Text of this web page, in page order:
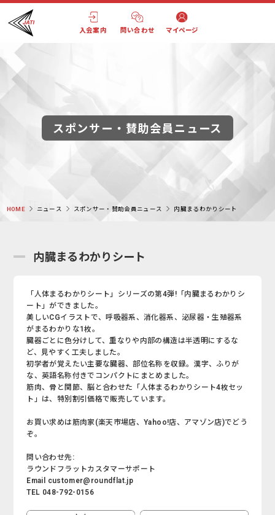
入会案内 問い合わせ マイページ
スポンサー・賛助会員ニュース
HOME ニュース スポンサー・賛助会員ニュース 内臓まるわかりシート
内臓まるわかりシート
「人体まるわかりシート」シリーズの第4弾!「内臓まるわかりシ
ート」ができました。
美しいCGイラストで、呼吸器系、消化器系、泌尿器・生殖器系
がまるわかりな1枚。
臓器ごとに色分けして、重なりや内部の構造は半透明にするな
ど、見やすく工夫しました。
初学者が覚えたい主要な臓器、部位名称を収録。漢字、ふりが
な、英語名称付きでコンパクトにまとめました。
筋肉、骨と関節、脳と合わせた「人体まるわかりシート4枚セッ
ト」は、特別割引価格で販売しています。
お買い求めは筋肉家(楽天市場店、Yahoo!店、アマゾン店)でどう
ぞ。
問い合わせ先:
ラウンドフラットカスタマーサポート
Email customer@roundflat.jp
TEL 048-792-0156